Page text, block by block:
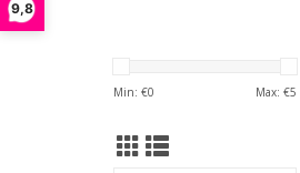
9,8
Min: €0 Max: €5